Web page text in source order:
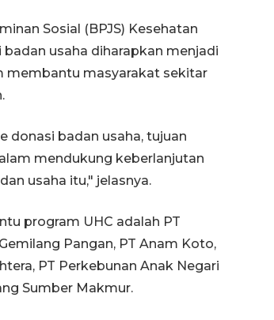
Sosial (BPJS) Kesehatan
usaha diharapkan menjadi
membantu masyarakat sekitar
donasi badan usaha, tujuan
mendukung keberlanjutan
usaha itu," jelasnya.
program UHC adalah PT
Pangan, PT Anam Koto,
PT Perkebunan Anak Negari
Sumber Makmur.